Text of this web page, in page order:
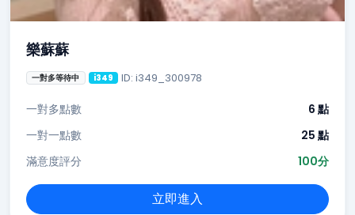
樂蘇蘇
一對多等待中 i349 ID: i349_300978
一對多點數
6 點
一對一點數
25 點
滿意度評分
100分
立即進入